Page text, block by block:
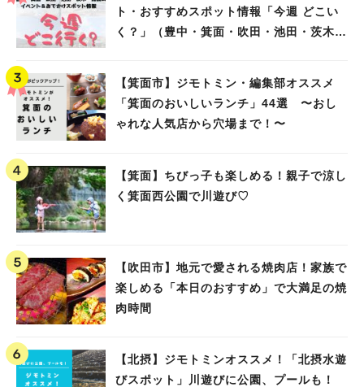
ト・おすすめスポット情報「今週 どこい
く？」（豊中・箕面・吹田・池田・茨木・
【箕面市】ジモトミン・編集部オススメ
「箕面のおいしいランチ」44選 〜おし
ゃれな人気店から穴場まで！〜
【箕面】ちびっ子も楽しめる！親子で涼し
く箕面西公園で川遊び♡
【吹田市】地元で愛される焼肉店！家族で
楽しめる「本日のおすすめ」で大満足の焼
肉時間
【北摂】ジモトミンオススメ！「北摂水遊
びスポット」川遊びに公園、プールも！